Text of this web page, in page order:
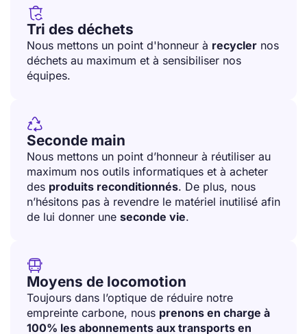

Tri des déchets
Nous mettons un point d'honneur à recycler nos
déchets au maximum et à sensibiliser nos
équipes.

Seconde main
Nous mettons un point d’honneur à réutiliser au
maximum nos outils informatiques et à acheter
des produits reconditionnés. De plus, nous
n’hésitons pas à revendre le matériel inutilisé afin
de lui donner une seconde vie.

Moyens de locomotion
Toujours dans l’optique de réduire notre
empreinte carbone, nous prenons en charge à
100% les abonnements aux transports en